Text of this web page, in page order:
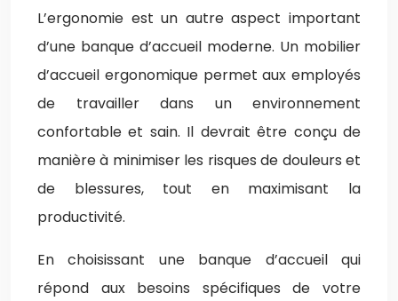
L’ergonomie est un autre aspect important
d’une banque d’accueil moderne. Un mobilier
d’accueil ergonomique permet aux employés
de travailler dans un environnement
confortable et sain. Il devrait être conçu de
manière à minimiser les risques de douleurs et
de blessures, tout en maximisant la
productivité.
En choisissant une banque d’accueil qui
répond aux besoins spécifiques de votre